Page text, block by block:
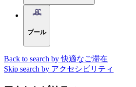
プール
Back to search by 快適なご滞在
Skip search by アクセシビリティ